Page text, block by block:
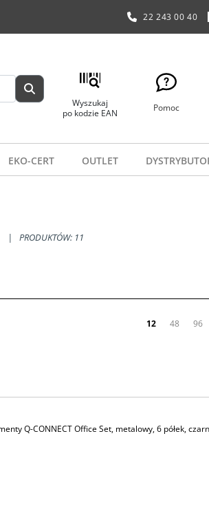
22 243 00 40
Wyszukaj
po kodzie EAN
Pomoc
EKO-CERT OUTLET
| PRODUKTÓW: 11
12 48 96
Q-CONNECT Office Set, metalowy, 6 półek,